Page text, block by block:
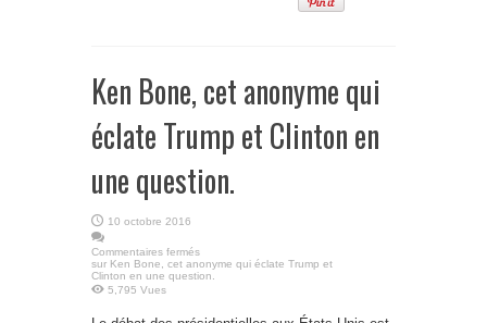
Ken Bone, cet anonyme qui
éclate Trump et Clinton en
une question.
10 octobre 2016
Commentaires fermés
sur Ken Bone, cet anonyme qui éclate Trump et
Clinton en une question.
5,795 Vues